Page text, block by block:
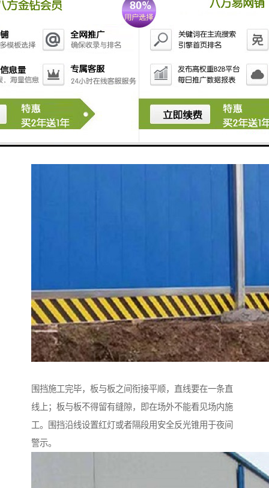
围挡施工完毕，板与板之间衔接平顺，直线要在一条直
线上；板与板不得留有缝隙，即在场外不能看见场内施
工。围挡沿线设置红灯或者隔段用安全反光锥用于夜间
警示。